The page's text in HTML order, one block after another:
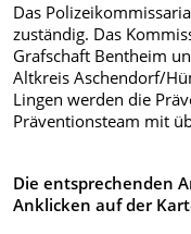
Das
zuständig. Das
Grafschaft Bentheim
Altkreis Aschendorf/
Lingen werden die
Präventionsteam mit
Die entsprechenden
Anklicken auf der